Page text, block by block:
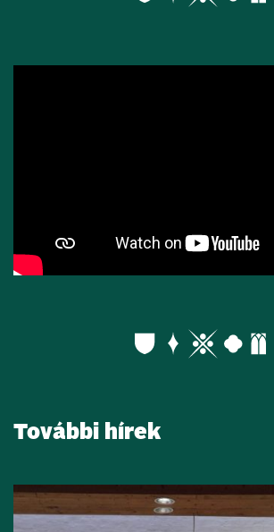
További hírek